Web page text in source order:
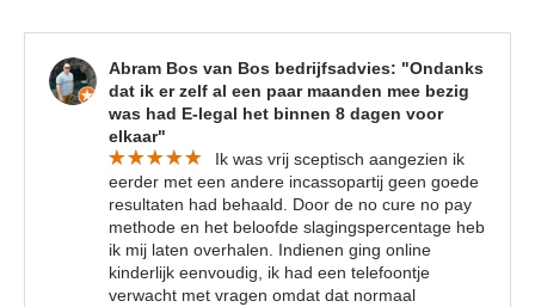
Abram Bos van Bos bedrijfsadvies: "Ondanks
dat ik er zelf al een paar maanden mee bezig
was had E-legal het binnen 8 dagen voor
elkaar"
Ik was vrij sceptisch aangezien ik
eerder met een andere incassopartij geen goede
resultaten had behaald. Door de no cure no pay
methode en het beloofde slagingspercentage heb
ik mij laten overhalen. Indienen ging online
kinderlijk eenvoudig, ik had een telefoontje
verwacht met vragen omdat dat normaal